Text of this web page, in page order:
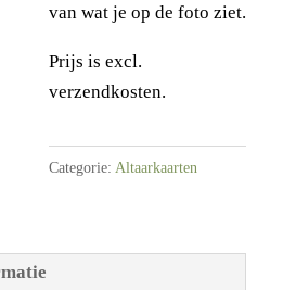
van wat je op de foto ziet.
Prijs is excl.
verzendkosten.
Categorie: Altaarkaarten